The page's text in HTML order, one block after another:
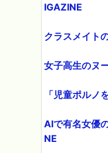
IGAZINE
クラスメイト
女子高生のヌ
「児童ポル
AIで有名女優
NE